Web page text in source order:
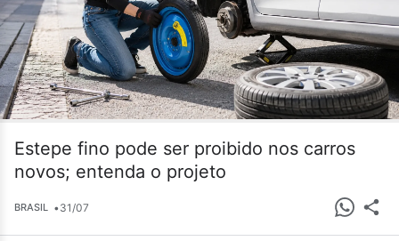
Estepe fino pode ser proibido nos carros
novos; entenda o projeto
BRASIL •31/07